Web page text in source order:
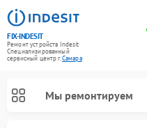
FIX-INDESIT
Ремонт устройств Indesit
Специализированный
cервисный центр г.Самара
Мы ремонтируем